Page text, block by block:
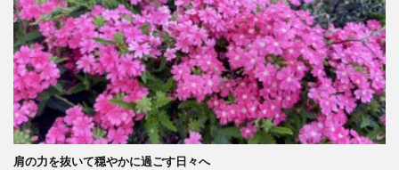
肩の力を抜いて穏やかに過ごす日々へ